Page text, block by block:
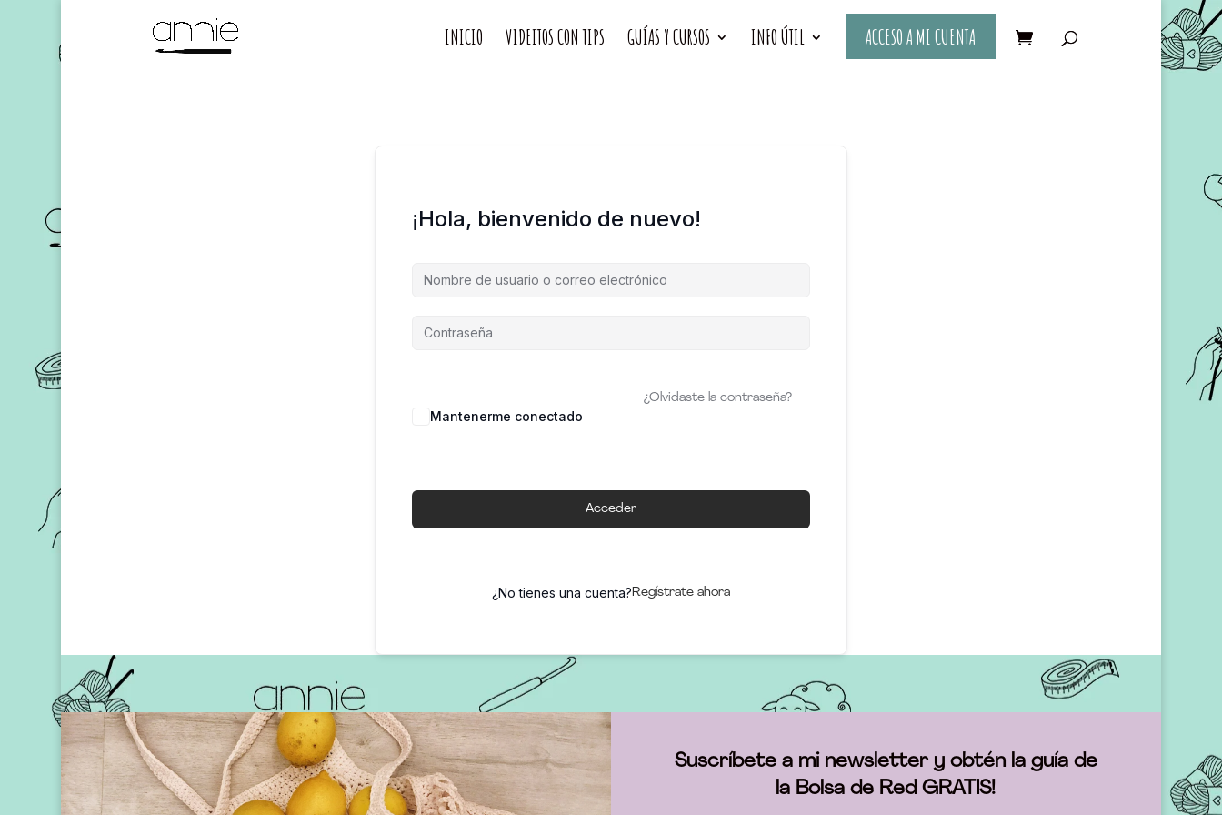
INICIO VIDEITOS CON TIPS GUÍAS Y CURSOS INFO ÚTIL ACCESO A MI CUENTA
¡Hola, bienvenido de nuevo!
Mantenerme conectado
¿Olvidaste la contraseña?
Acceder
¿No tienes una cuenta?Regístrate ahora
Suscríbete a mi newsletter y obtén la guía de
la Bolsa de Red GRATIS!